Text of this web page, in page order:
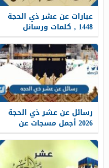
عبارات عن عشر ذي الحجة
1448 , كلمات ورسائل
وصور عن العشر من ذي
الحجة
رسائل عن عشر ذي الحجة
2026 أجمل مسجات عن
فضل عشر ذي الحجة 1448